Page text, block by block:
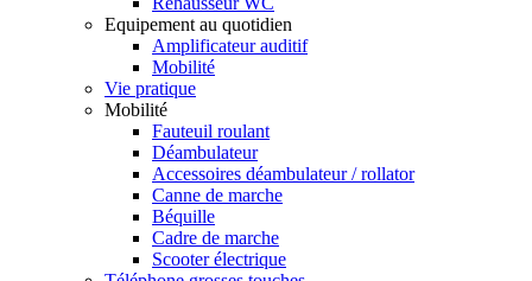
Equipement au quotidien
Amplificateur auditif
Mobilité
Vie pratique
Mobilité
Fauteuil roulant
Déambulateur
Accessoires déambulateur / rollator
Canne de marche
Béquille
Cadre de marche
Scooter électrique